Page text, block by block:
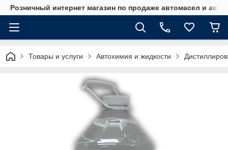
Розничный интернет магазин по продаже автомасел и
Товары и услуги Автохимия и жидкости